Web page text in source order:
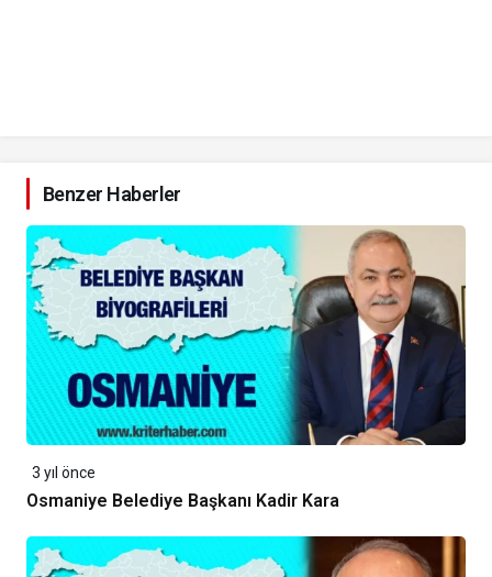
Benzer Haberler
3 yıl önce
Osmaniye Belediye Başkanı Kadir Kara